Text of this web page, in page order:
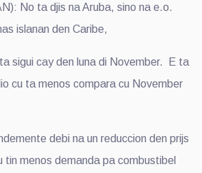
No ta djis na Aruba, sino na e.o.
islanan den Caribe,
sigui cay den luna di November. E ta
cu ta menos compara cu November
debi na un reduccion den prijs
tin menos demanda pa combustibel